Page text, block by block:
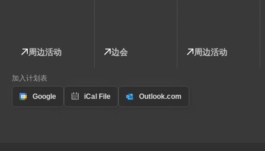
周边活动 边会 周边活动
加入计划表